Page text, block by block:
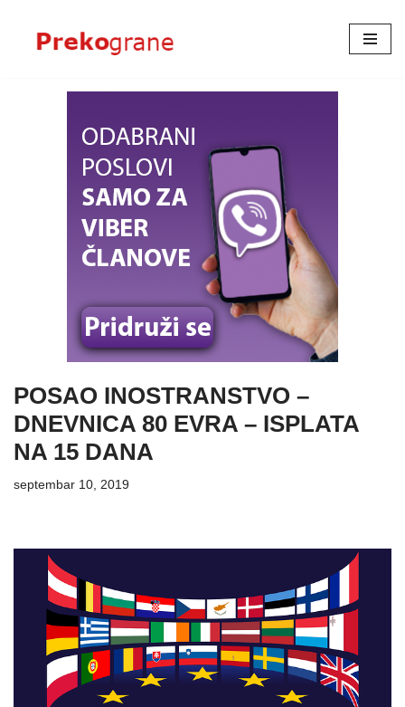
Skoči
POSAO INOSTRANSTVO –
DNEVNICA 80 EVRA – ISPLATA
NA 15 DANA
septembar 10, 2019